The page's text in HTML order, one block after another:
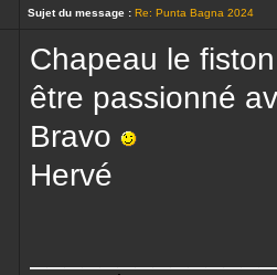
Sujet du message : Re: Punta Bagna 2024
Chapeau le
être passionné
Bravo
Hervé